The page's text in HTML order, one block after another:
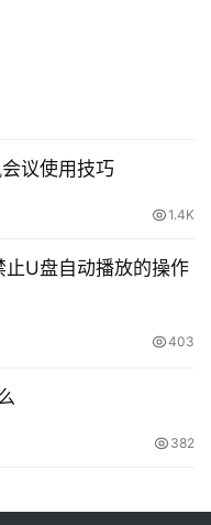
议使用技巧
1.4K
止U盘自动播放的操作
403
382